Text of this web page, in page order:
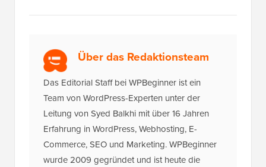
Über das Redaktionsteam
Das Editorial Staff bei WPBeginner ist ein
Team von WordPress-Experten unter der
Leitung von Syed Balkhi mit über 16 Jahren
Erfahrung in WordPress, Webhosting, E-
Commerce, SEO und Marketing. WPBeginner
wurde 2009 gegründet und ist heute die